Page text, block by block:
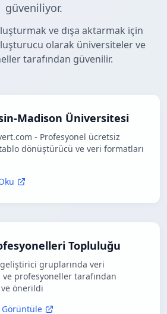
güveniliyor.
ve dışa aktarmak için
olarak üniversiteler ve
tarafından güvenilir.
Madison Üniversitesi
- Profesyonel ücretsiz
dönüştürücü ve veri formatları
Topluluğu
geliştirici gruplarında veri
profesyoneller tarafından
ve önerildi